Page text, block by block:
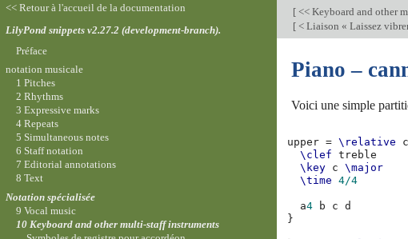
[ << Keyboard and other
[ < Liaison « Laissez
Piano –
Voici une simple
upper = \relative
\clef
treble
\key c
\major
\time
4/4
a4 b c
d
}
<< Retour à l'accueil de la documentation
LilyPond snippets v2.27.2 (development-branch).
Préface
notation musicale
1 Pitches
2 Rhythms
3 Expressive marks
4 Repeats
5 Simultaneous notes
6 Staff notation
7 Editorial annotations
8 Text
Notation spécialisée
9 Vocal music
10 Keyboard and other multi-staff instruments